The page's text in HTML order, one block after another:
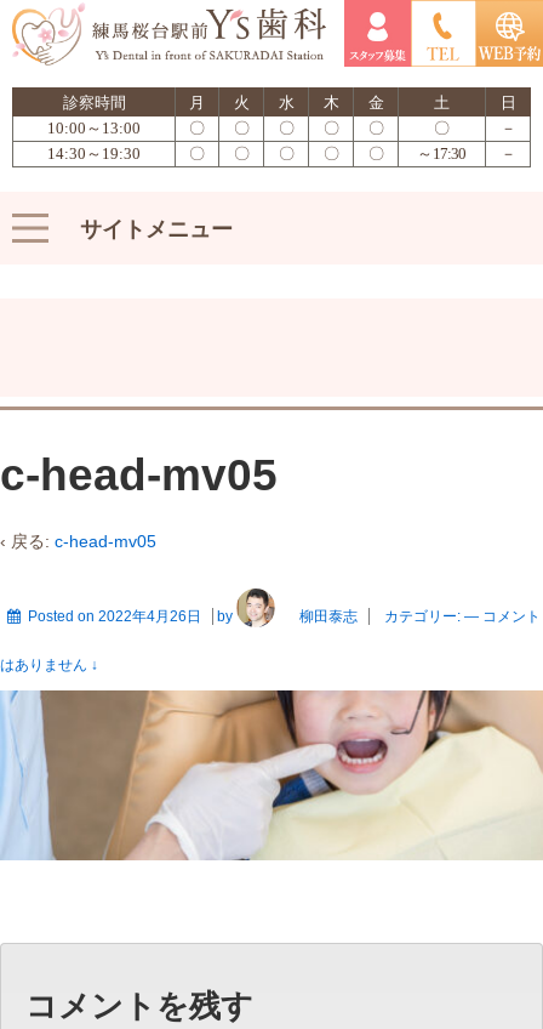
診察時間 月 火 水 木 金 土
日
10:00～13:00
〇 〇 〇 〇 〇 〇
－
14:30～19:30
〇 〇 〇 〇 〇 ～17:30 －
サイトメニュー
c-head-mv05
‹ 戻る: c-head-mv05
Posted on 2022年4月26日 by 柳田泰志 カテゴリー: — コメント
はありません ↓
コメントを残す